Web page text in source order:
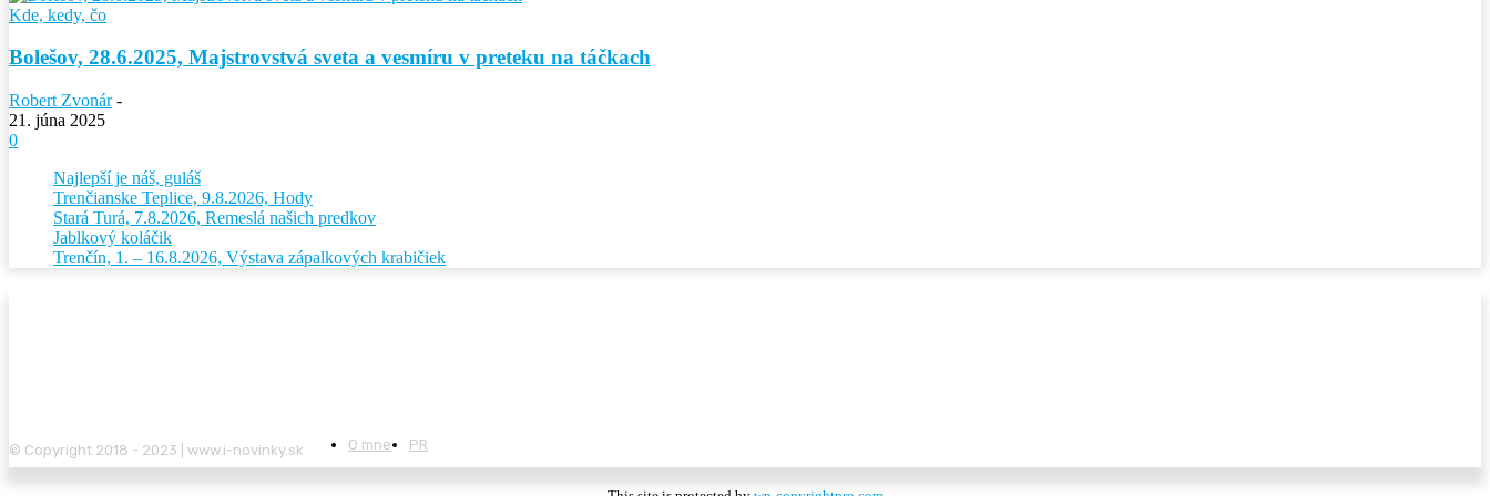
Kde, kedy, čo
Bolešov, 28.6.2025, Majstrovstvá sveta a vesmíru v preteku na táčkach
Robert Zvonár -
21. júna 2025
0
Najlepší je náš, guláš
Trenčianske Teplice, 9.8.2026, Hody
Stará Turá, 7.8.2026, Remeslá našich predkov
Jablkový koláčik
Trenčín, 1. – 16.8.2026, Výstava zápalkových krabičiek
© Copyright 2018 - 2023 | www.i-novinky.sk O mne PR